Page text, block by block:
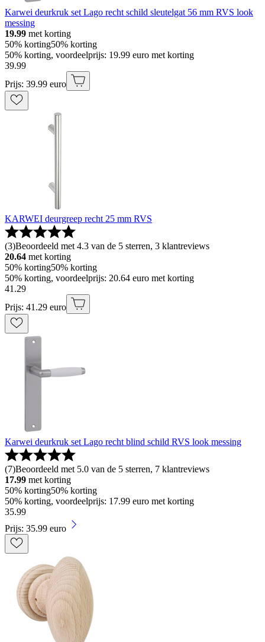
Karwei deurkruk set Lago recht schild sleutelgat 56 mm RVS look
messing
19.99 met korting
50% korting50% korting
50% korting, voordeelprijs: 19.99 euro met korting
39.99
Prijs: 39.99 euro
KARWEI deurgreep recht 25 mm RVS
(3)Beoordeeld met 4.3 van de 5 sterren, 3 klantreviews
20.64 met korting
50% korting50% korting
50% korting, voordeelprijs: 20.64 euro met korting
41 .29
Prijs: 41.29 euro
Karwei deurkruk set Lago recht blind schild RVS look messing
(7)Beoordeeld met 5.0 van de 5 sterren, 7 klantreviews
17.99 met korting
50% korting50% korting
50% korting, voordeelprijs: 17.99 euro met korting
35.99
Prijs: 35.99 euro